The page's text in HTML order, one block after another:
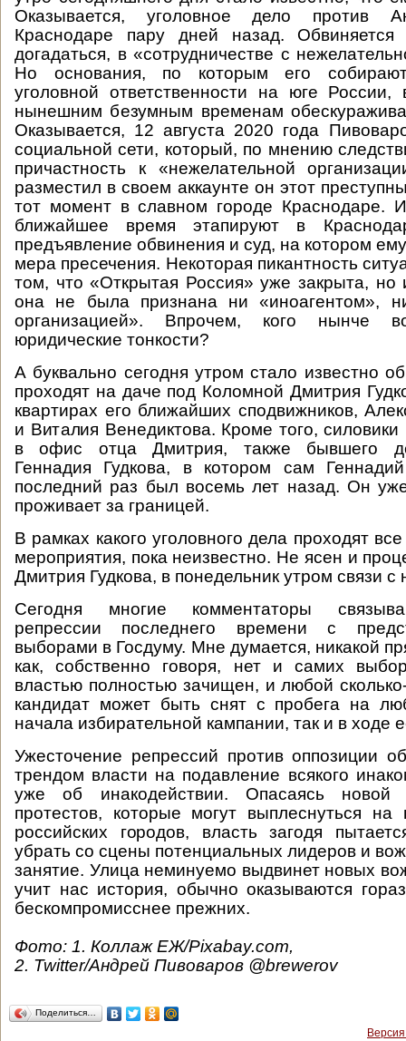
Оказывается, уголовное дело против
Краснодаре пару дней назад. Обвиняется
догадаться, в «сотрудничестве с
Но основания, по которым его
уголовной ответственности на юге
нынешним безумным временам
Оказывается, 12 августа 2020 года
социальной сети, который, по мнению
причастность к «нежелательной
разместил в своем аккаунте он этот
тот момент в славном городе Краснодаре.
ближайшее время этапируют в
предъявление обвинения и суд, на котором
мера пресечения. Некоторая пикантность
том, что «Открытая Россия» уже закрыта, но
она не была признана ни «иноагентом»,
организацией». Впрочем, кого нынче
юридические тонкости?
А буквально сегодня утром стало известно
проходят на даче под Коломной Дмитрия
квартирах его ближайших сподвижников,
и Виталия Венедиктова. Кроме того,
в офис отца Дмитрия, также бывшего
Геннадия Гудкова, в котором сам
последний раз был восемь лет назад. Он
проживает за границей.
В рамках какого уголовного дела проходят
мероприятия, пока неизвестно. Не ясен и
Дмитрия Гудкова, в понедельник утром связи
Сегодня многие комментаторы
репрессии последнего времени с
выборами в Госдуму. Мне думается, никакой
как, собственно говоря, нет и самих
властью полностью зачищен, и любой
кандидат может быть снят с пробега на
начала избирательной кампании, так и в ходе
Ужесточение репрессий против оппозиции
трендом власти на подавление всякого
уже об инакодействии. Опасаясь новой
протестов, которые могут выплеснуться
российских городов, власть загодя
убрать со сцены потенциальных лидеров и
занятие. Улица неминуемо выдвинет новых
учит нас история, обычно оказываются
бескомпромисснее прежних.
Фото: 1. Коллаж ЕЖ/Pixabay.com,
2. Twitter/Андрей Пивоваров @brewerov
Поделиться…